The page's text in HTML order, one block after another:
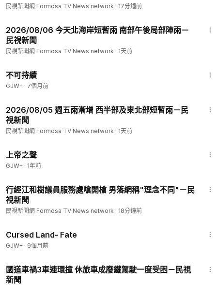
✅ 加入民視LINE： https://lin.ee/jvHY7X4
民視新聞網 Formosa TV News network · 17分鐘前
2026/08/06 今天北海岸短暫雨 南部午後局部陣雨－
民視新聞
民視新聞網 Formosa TV News network · 1天前
不可持續
GJW+ · 7個月前
2026/08/05 週五雨漸增 西半部及東北部短暫雨－民
視新聞
民視新聞網 Formosa TV News network · 1天前
上帝之聲
GJW+ · 1年前
行經江和樹議員服務處嗆開槍 男落網稱"理念不同"－民
視新聞
民視新聞網 Formosa TV News network · 18分鐘前
Cursed Land- Fate
GJW+ · 9個月前
國道車禍3車連環撞 休旅車成廢鐵駕駛一度受困－民視
新聞